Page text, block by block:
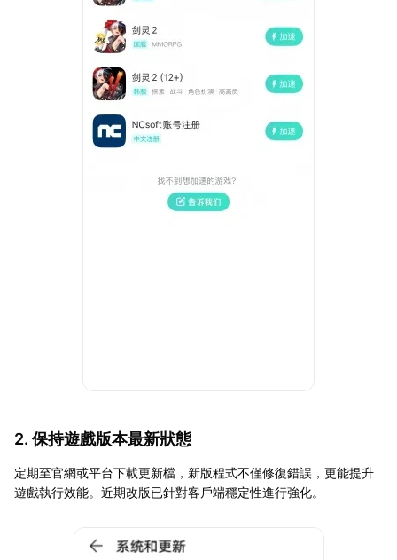
2. 保持遊戲版本最新狀態
定期至官網或平台下載更新檔，新版程式不僅修復錯誤，更能提升
遊戲執行效能。近期改版已針對客戶端穩定性進行強化。